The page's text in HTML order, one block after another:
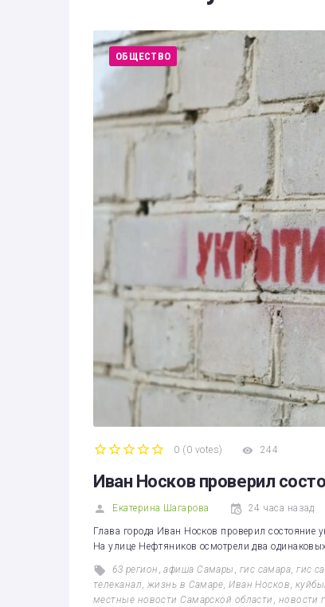
Экономика
Технологии
ОБЩЕСТВО
0 ( 0 votes) 244
Иван Носков проверил
Екатерина Шагарова 24 часа назад
Глава города Иван Носков проверил
На улице Нефтяников осмотрели два
63 регион ,афиша Самары , гис самара,гис
телеканал, жизнь в Самаре,Иван Носков,
местные новости Самарской области , новости